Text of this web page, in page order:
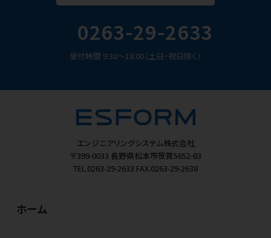
0263-29-2633
受付時間 9:30～18:00（土日・祝日除く）
エンジニアリングシステム株式会社
〒399-0033 長野県松本市笹賀5652-83
TEL.0263-29-2633 FAX.0263-29-2638
ホーム